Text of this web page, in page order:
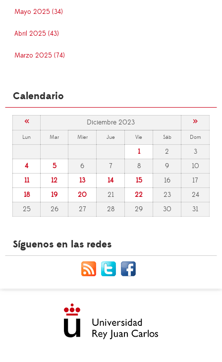
Mayo 2025 (34)
Abril 2025 (43)
Marzo 2025 (74)
Calendario
« Diciembre 2023 »
Lun Mar Mier Jue Vie Sáb Dom
1 2
3
4
5 6 7 8 9
10
11
12 13 14 15 16
17
18
19 20 21 22 23
24
25
26 27 28 29 30 31
Síguenos en las redes